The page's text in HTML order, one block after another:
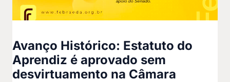
Avanço Histórico: Estatuto do
Aprendiz é aprovado sem
desvirtuamento na Câmara